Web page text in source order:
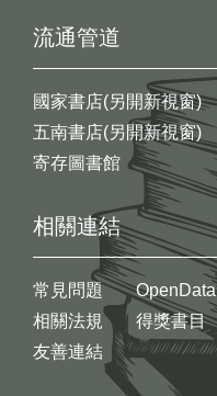
流通管道
國家書店(另開新視窗)
五南書店(另開新視窗)
寄存圖書館
相關連結
常見問題
相關法規
友善連結
OpenData
得獎書目